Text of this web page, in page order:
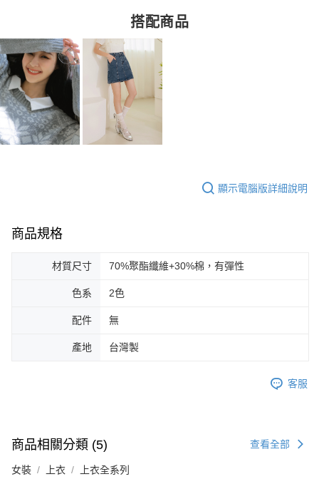
搭配商品
顯示電腦版詳細說明
商品規格
材質尺寸 70%聚酯纖維+30%棉，有彈性
色系 2色
配件 無
產地 台灣製
客服
商品相關分類 (5) 查看全部
女裝 上衣 上衣全系列